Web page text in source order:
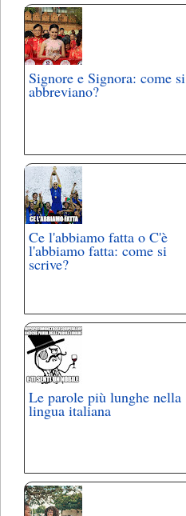
Signore e Signora: come si
abbreviano?
Ce l'abbiamo fatta o C'è
l'abbiamo fatta: come si
scrive?
Le parole più lunghe nella
lingua italiana